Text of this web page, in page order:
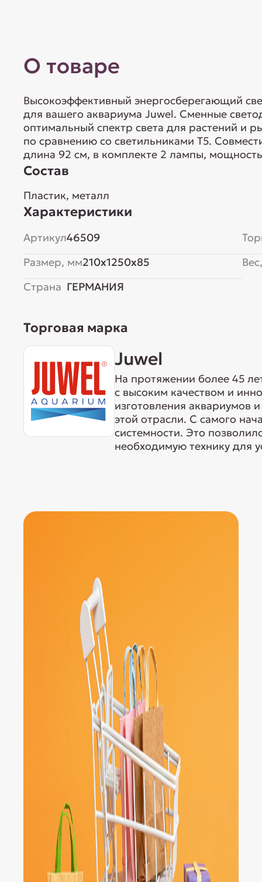
О товаре
Высокоэффективный энергосберегающий
для вашего аквариума Juwel. Сменные
оптимальный спектр света для растений и
по сравнению со светильниками T5.
длина 92 см, в комплекте 2 лампы,
Состав
Пластик, металл
Характеристики
Артикул46509
Размер, мм210x1250x85
Страна ГЕРМАНИЯ
Торговая марка
Juwel
На протяжении более 45
с высоким качеством и
изготовления аквариумов
этой отрасли. С самого
системности. Это
необходимую технику для